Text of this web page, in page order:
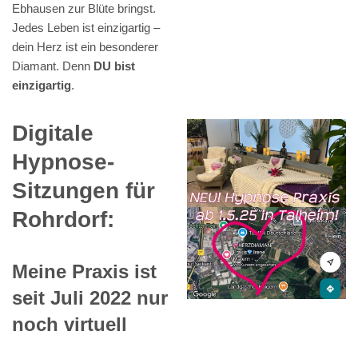
Ebhausen zur Blüte bringst.
Jedes Leben ist einzigartig –
dein Herz ist ein besonderer
Diamant. Denn DU bist
einzigartig.
Digitale
Hypnose-
Sitzungen für
Rohrdorf:
Meine Praxis ist
seit Juli 2022 nur
noch virtuell